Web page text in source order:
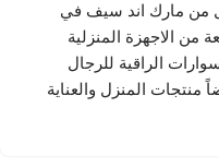
من مارك اند سيف في
من الاجهزة المنزلية
الراقية للرجال
منتجات المنزل والعناية